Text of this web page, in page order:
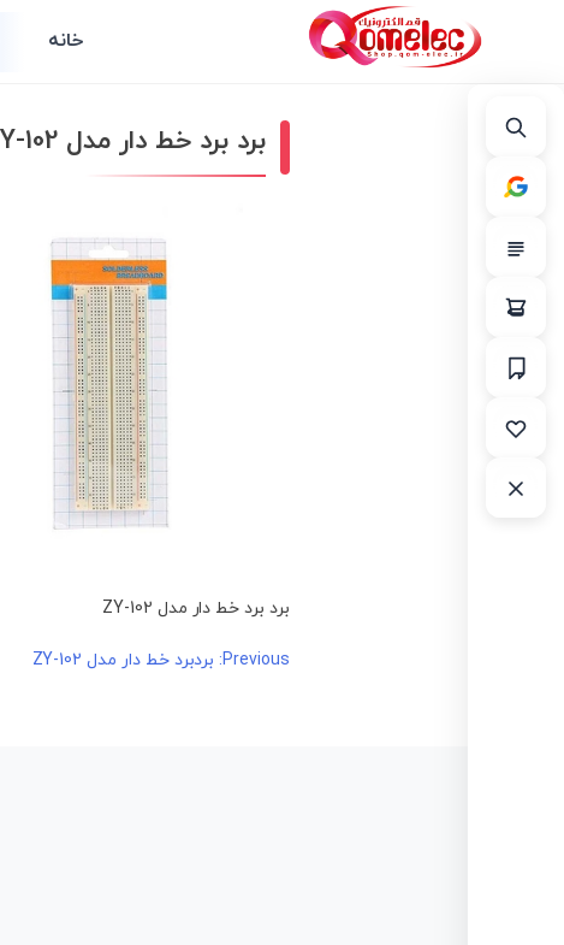
خانه
برد برد خط دار مدل ZY-102
برد برد خط دار مدل ZY-102
راهبری
Previous: بردبرد خط دار مدل ZY-102